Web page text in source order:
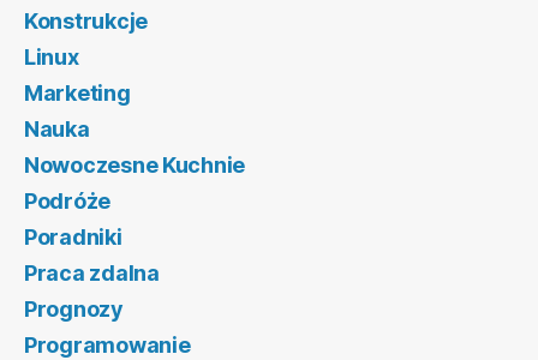
Konstrukcje
Linux
Marketing
Nauka
Nowoczesne Kuchnie
Podróże
Poradniki
Praca zdalna
Prognozy
Programowanie